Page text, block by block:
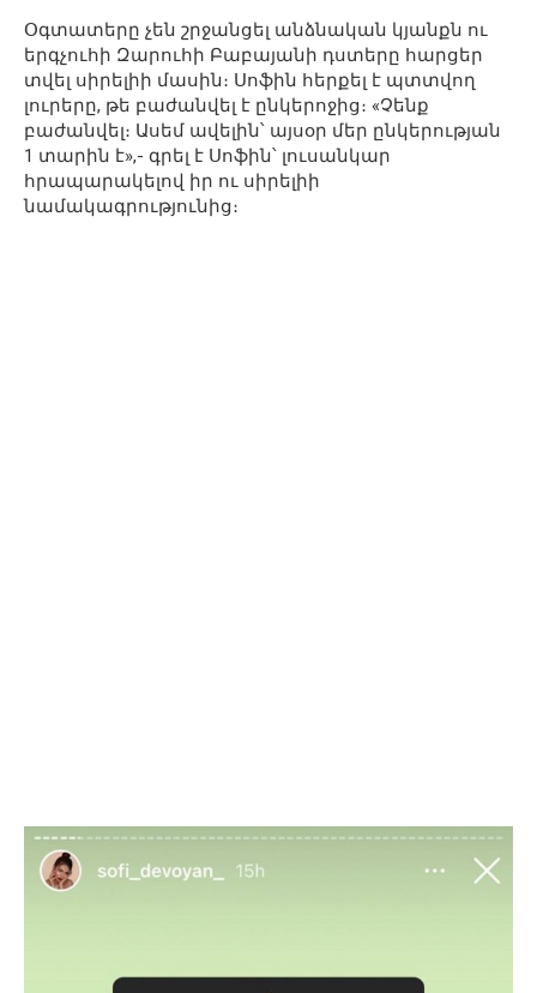
Օգտատերը չեն շրջանցել անձնական կյանքն ու
երգչուհի Զարուհի Բաբայանի դստերը հարցեր
տվել սիրելիի մասին։ Սոֆին հերքել է պտտվող
լուրերը, թե բաժանվել է ընկերոջից։ «Չենք
բաժանվել։ Ասեմ ավելին՝ այսօր մեր ընկերության
1 տարին է»,- գրել է Սոֆին՝ լուսանկար
հրապարակելով իր ու սիրելիի
նամակագրությունից։